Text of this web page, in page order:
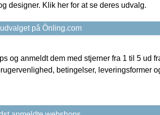
designer. Klik her for at se deres udvalg.
på Önling.com
og anmeldt dem med stjerner fra 1 til 5 ud
betingelser, leveringsformer